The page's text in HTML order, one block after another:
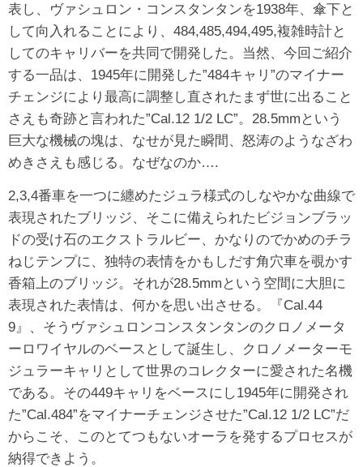
表し、ヴァシュロン・コンスタンタンを1938年、傘下と
して向入れることにより、484,485,494,495,複雑時計と
してのキャリバーを共同で開発した。当然、今回ご紹介
する一品は、1945年に開発した”484キャリ”のマイナー
チェンジにより最高に調整し直されたまず世に出ること
さえも奇跡と言われた”Cal.12 1/2 LC”。28.5mmという
巨大な機械の塊は、なせが見た瞬間、怒涛のようなざわ
めきさえも感じる。なぜなのか….
2,3,4番車を一つに纏めたジュラ様式のしなやかな曲線で
表現されたブリッジ、そこに備えられたビジョンブラッ
ドの受け石のエクストラルビー、かなりのでかめのチラ
ねじテンプに、独特の表情をかもしだす角穴車を覗かす
香箱上のブリッジ。それが28.5mmという空間に大胆に
表現された表情は、何かを思い出させる。『Cal.44
9』、そうヴァシュロンコンスタンタンのクロノメータ
ーロワイヤルのベースとして誕生し、クロノメーターモ
ジュラーキャリとして世界のコレクターに愛された名機
である。その449キャリをベースにし1945年に開発され
た”Cal.484”をマイナーチェンジさせた”Cal.12 1/2 LC”だ
からこそ、このとてつもないオーラを発するプロセスが
納得できよう。